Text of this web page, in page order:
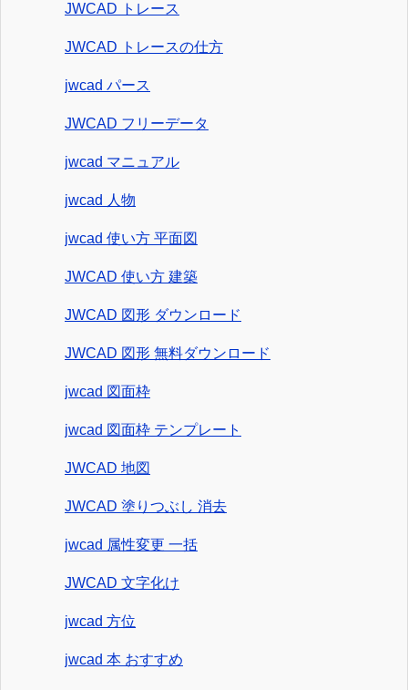
JWCAD トレース
JWCAD トレースの仕方
jwcad パース
JWCAD フリーデータ
jwcad マニュアル
jwcad 人物
jwcad 使い方 平面図
JWCAD 使い方 建築
JWCAD 図形 ダウンロード
JWCAD 図形 無料ダウンロード
jwcad 図面枠
jwcad 図面枠 テンプレート
JWCAD 地図
JWCAD 塗りつぶし 消去
jwcad 属性変更 一括
JWCAD 文字化け
jwcad 方位
jwcad 本 おすすめ